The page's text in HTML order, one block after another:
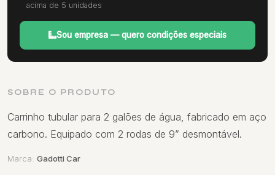
acima de 5 unidades
Sou empresa — quero condições especiais
SOBRE O PRODUTO
Carrinho tubular para 2 galões de água, fabricado em aço
carbono. Equipado com 2 rodas de 9” desmontável.
Marca: Gadotti Car